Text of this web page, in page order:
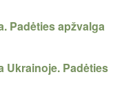
Padėties apžvalga
Ukrainoje. Padėties